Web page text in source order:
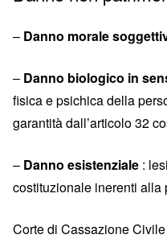
– Danno morale
– Danno biologico in
fisica e psichica della
garantità dall’articolo 32
– Danno esistenziale :
costituzionale inerenti alla
Corte di Cassazione Civile